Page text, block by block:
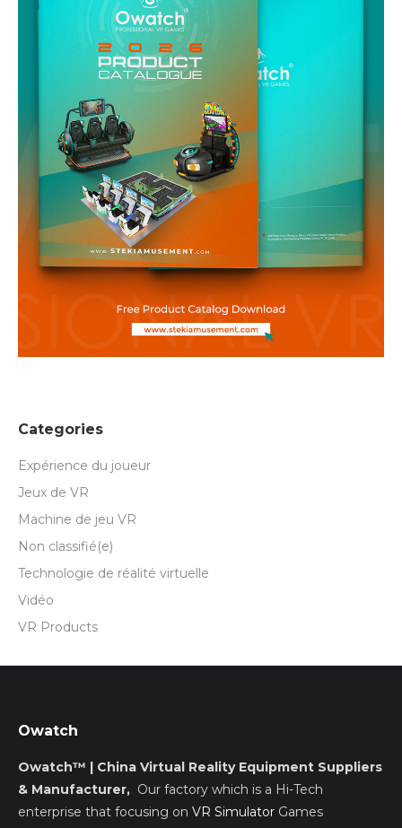
Categories
Expérience du joueur
Jeux de VR
Machine de jeu VR
Non classifié(e)
Technologie de réalité virtuelle
Vidéo
VR Products
Owatch
Owatch™ | China Virtual Reality Equipment Suppliers
& Manufacturer, Our factory which is a Hi-Tech
enterprise that focusing on VR Simulator Games